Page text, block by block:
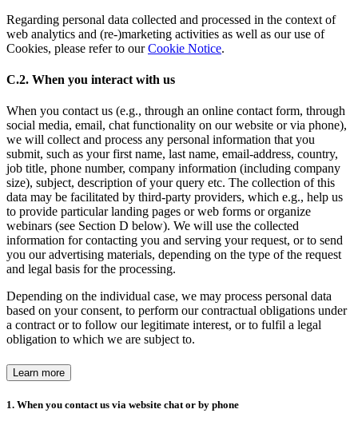
Regarding personal data collected and processed in the context of
web analytics and (re-)marketing activities as well as our use of
Cookies, please refer to ourCookie Notice.
C.2. When you interact with us
When you contact us (e.g., through an online contact form, through
social media, email, chat functionality on our website or via phone),
we will collect and process any personal information that you
submit, such as your first name, last name, email-address, country,
job title, phone number, company information (including company
size), subject, description of your query etc. The collection of this
data may be facilitated by third-party providers, which e.g., help us
to provide particular landing pages or web forms or organize
webinars (see Section D below). We will use the collected
information for contacting you and serving your request, or to send
you our advertising materials, depending on the type of the request
and legal basis for the processing.
Depending on the individual case, we may process personal data
based on your consent, to perform our contractual obligations under
a contract or to follow our legitimate interest, or to fulfil a legal
obligation to which we are subject to.
Learn more
1. When you contact us via website chat or by phone